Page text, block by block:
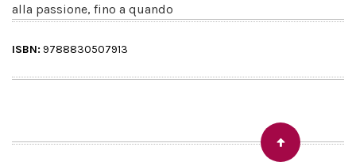
alla passione, fino a quando
ISBN: 9788830507913